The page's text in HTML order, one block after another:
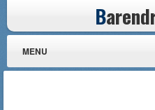
B
MENU